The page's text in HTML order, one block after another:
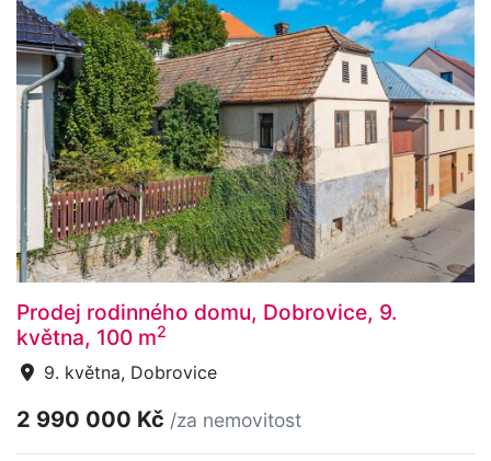
Prodej rodinného domu, Dobrovice, 9.
května, 100 m2
9. května, Dobrovice
2 990 000 Kč /za nemovitost